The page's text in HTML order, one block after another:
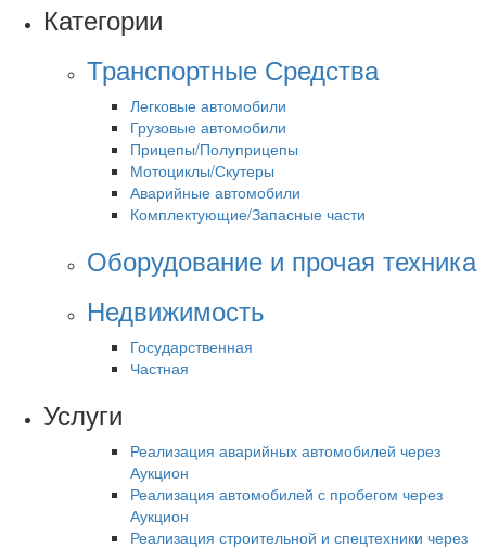
Категории
Транспортные Средства
Легковые автомобили
Грузовые автомобили
Прицепы/Полуприцепы
Мотоциклы/Скутеры
Аварийные автомобили
Комплектующие/Запасные части
Оборудование и прочая техника
Недвижимость
Государственная
Частная
Услуги
Реализация аварийных автомобилей через
Аукцион
Реализация автомобилей с пробегом через
Аукцион
Реализация строительной и спецтехники через